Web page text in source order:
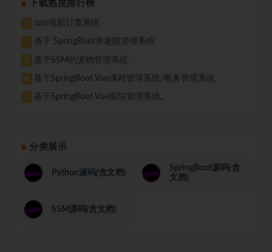
下载热度排行榜
1 ssm电影订票系统
2 基于 SpringBoot养老院管理系统
3 基于SSM的宠物管理系统
4 基于SpringBoot Vue课程管理系统/教务管理系统
5 基于SpringBoot Vue医院管理系统,,
分类展示
Python源码(含文档)
SpringBoot源码(含
文档)
SSM源码(含文档)